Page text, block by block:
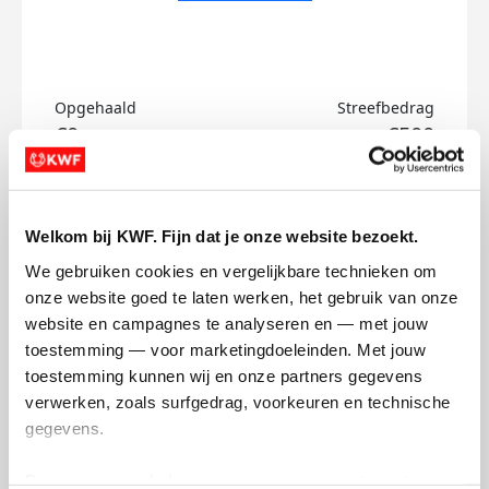
Welkom bij KWF. Fijn dat je onze website bezoekt.
We gebruiken cookies en vergelijkbare technieken om
onze website goed te laten werken, het gebruik van onze
website en campagnes te analyseren en — met jouw
toestemming — voor marketingdoeleinden. Met jouw
toestemming kunnen wij en onze partners gegevens
verwerken, zoals surfgedrag, voorkeuren en technische
gegevens.
Opgehaald
€0
Streefbedrag
€500
Doneer
Sela's badges